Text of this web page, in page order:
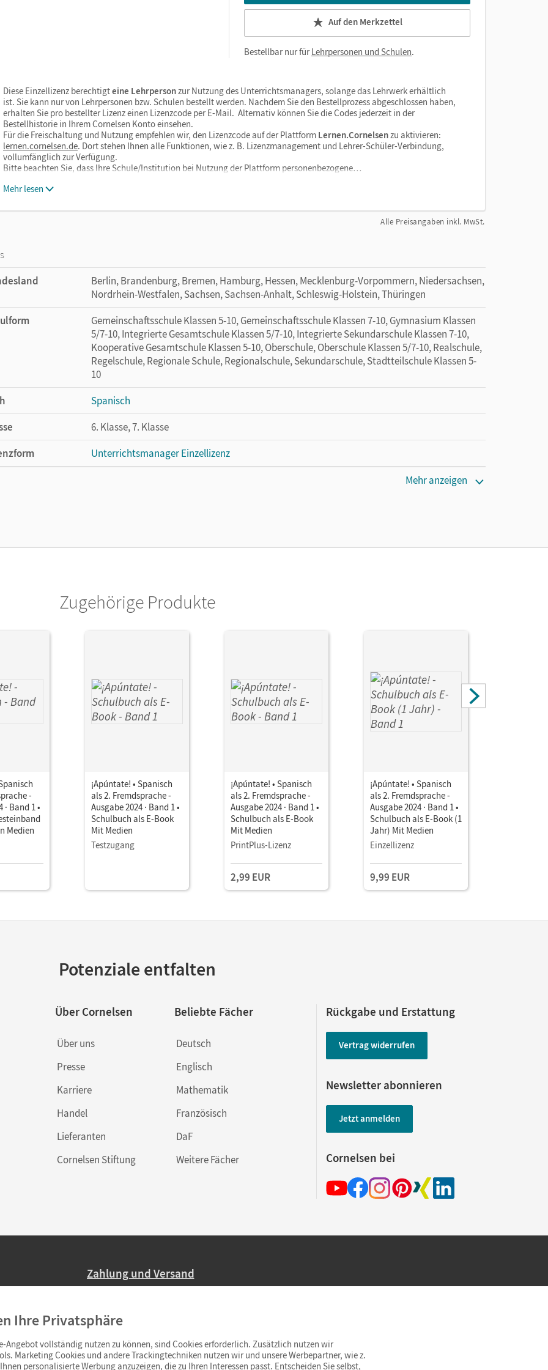
Auf den Merkzettel
Bestellbar nur fürLehrpersonen und Schulen.
Diese Einzellizenz berechtigteine Lehrpersonzur Nutzung des Unterrichtsmanagers, solange das Lehrwerk erhältlich
ist. Sie kann nur von Lehrpersonen bzw. Schulen bestellt werden. Nachdem Sie den Bestellprozess abgeschlossen haben,
erhalten Sie pro bestellter Lizenz einen Lizenzcode per E-Mail. Alternativ können Sie die Codes jederzeit in der
Bestellhistorie in Ihrem Cornelsen Konto einsehen.
Für die Freischaltung und Nutzung empfehlen wir, den Lizenzcode auf der Plattform Lernen.Cornelsenzu aktivieren:
lernen.cornelsen.de. Dort stehen Ihnen alle Funktionen, wie z. B. Lizenzmanagement und Lehrer-Schüler-Verbindung,
vollumfänglich zur Verfügung.
Bitte beachten Sie, dass Ihre Schule/Institution bei Nutzung der Plattform personenbezogene…
Mehr lesen
Alle Preisangaben inkl. MwSt.
Berlin, Brandenburg, Bremen, Hamburg, Hessen, Mecklenburg-Vorpommern, Niedersachsen,
Nordrhein-Westfalen, Sachsen, Sachsen-Anhalt, Schleswig-Holstein, Thüringen
Gemeinschaftsschule Klassen 5-10, Gemeinschaftsschule Klassen 7-10, Gymnasium Klassen
5/7-10, Integrierte Gesamtschule Klassen 5/7-10, Integrierte Sekundarschule Klassen 7-10,
Kooperative Gesamtschule Klassen 5-10, Oberschule, Oberschule Klassen 5/7-10, Realschule,
Regelschule, Regionale Schule, Regionalschule, Sekundarschule, Stadtteilschule Klassen 5-
10
Spanisch
6. Klasse, 7. Klasse
Unterrichtsmanager Einzellizenz
Cornelsen Verlag
Mehr anzeigen
Zugehörige Produkte
-
· Band 1 •
Medien
¡Apúntate! • Spanisch
als 2. Fremdsprache -
Ausgabe 2024 · Band 1 •
Schulbuch als E-Book
Mit Medien
Testzugang
¡Apúntate! • Spanisch
als 2. Fremdsprache -
Ausgabe 2024 · Band 1 •
Schulbuch als E-Book
Mit Medien
PrintPlus-Lizenz
2,99 EUR
¡Apúntate! • Spanisch
als 2. Fremdsprache -
Ausgabe 2024 · Band 1 •
Schulbuch als E-Book (1
Jahr) Mit Medien
Einzellizenz
9,99 EUR
Potenziale entfalten
Über Cornelsen
Über uns
Presse
Karriere
Handel
Lieferanten
Cornelsen Stiftung
Beliebte Fächer
Deutsch
Englisch
Mathematik
Französisch
DaF
Weitere Fächer
Rückgabe und Erstattung
Vertrag widerrufen
Newsletter abonnieren
Jetzt anmelden
Cornelsen bei
Zahlung und Versand
Ab 59,– EUR Bestellwert liefern wir versandkostenfrei innerhalb Deutschlands
(Lieferung in 3–6 Tagen).
Ihre Privatsphäre
Angebot vollständig nutzen zu können, sind Cookies erforderlich. Zusätzlich nutzen wir
Marketing Cookies und andere Trackingtechniken nutzen wir und unsere Werbepartner, wie z.
personalisierte Werbung anzuzeigen, die zu Ihren Interessen passt. Entscheiden Sie selbst,